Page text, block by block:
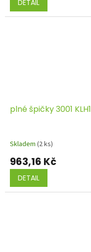
DETAIL
plné špičky 3001 KLH1
Skladem (2 ks)
963,16 Kč
DETAIL